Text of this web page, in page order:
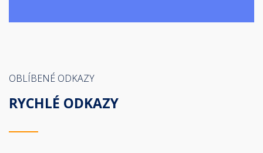
OBLÍBENÉ ODKAZY
RYCHLÉ ODKAZY